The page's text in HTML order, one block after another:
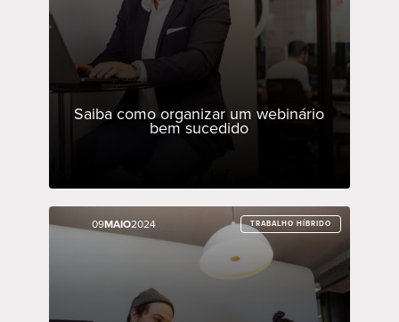
Saiba como organizar um webinário
bem sucedido
09MAIO2024 TRABALHO HÍBRIDO
09MAIO2024 TRABALHO HÍBRIDO